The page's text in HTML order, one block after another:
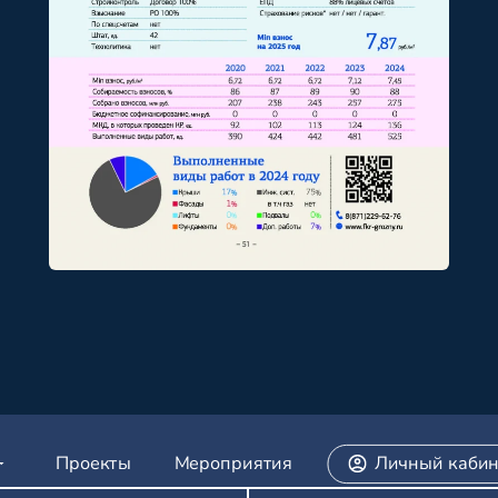
Проекты Мероприятия Личный